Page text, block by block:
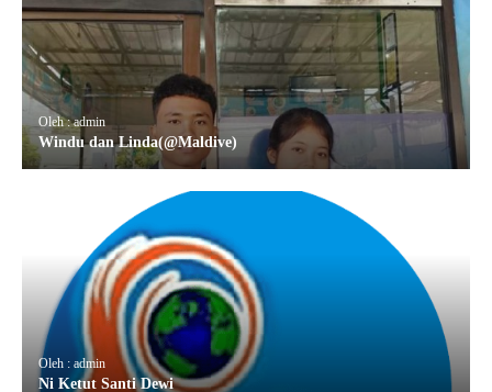
Oleh : admin
Windu dan Linda(@Maldive)
Oleh : admin
Ni Ketut Santi Dewi